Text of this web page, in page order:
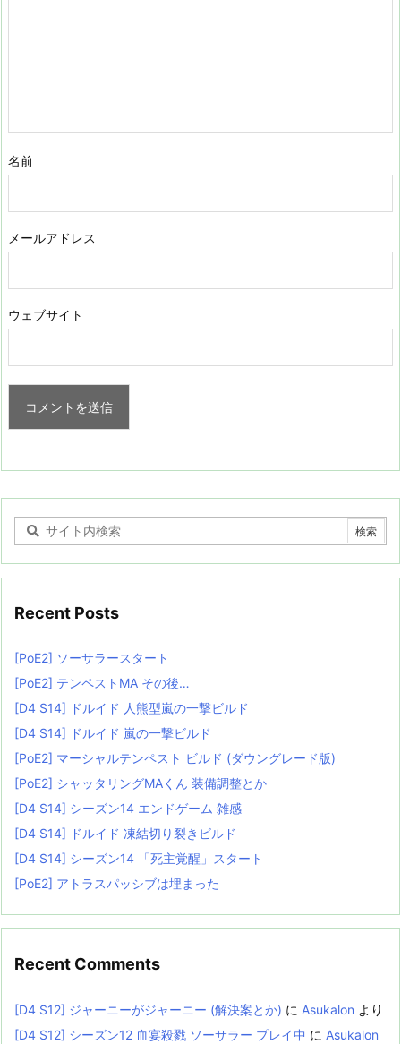
名前
メールアドレス
ウェブサイト
Recent Posts
[PoE2] ソーサラースタート
[PoE2] テンペストMA その後…
[D4 S14] ドルイド 人熊型嵐の一撃ビルド
[D4 S14] ドルイド 嵐の一撃ビルド
[PoE2] マーシャルテンペスト ビルド (ダウングレード版)
[PoE2] シャッタリングMAくん 装備調整とか
[D4 S14] シーズン14 エンドゲーム 雑感
[D4 S14] ドルイド 凍結切り裂きビルド
[D4 S14] シーズン14 「死主覚醒」スタート
[PoE2] アトラスパッシブは埋まった
Recent Comments
[D4 S12] ジャーニーがジャーニー (解決案とか) に Asukalon より
[D4 S12] シーズン12 血宴殺戮 ソーサラー プレイ中 に Asukalon